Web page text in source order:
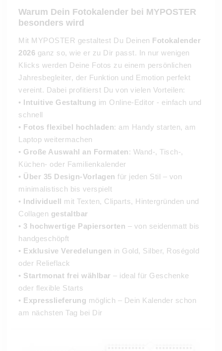
Warum Dein Fotokalender bei MYPOSTER
besonders wird
Mit MYPOSTER gestaltest Du Deinen Fotokalender
2026 ganz so, wie er zu Dir passt. In nur wenigen
Klicks werden Deine Fotos zu einem persönlichen
Jahresbegleiter, der Funktion und Emotion perfekt
vereint. Dabei profitierst Du von vielen Vorteilen:
• Intuitive Gestaltung im Online-Editor - einfach und
schnell
• Fotos flexibel hochladen: am Handy starten, am
Laptop weitermachen
• Große Auswahl an Formaten: Wand-, Tisch-,
Küchen- oder Familienkalender
• Über 35 Design-Vorlagen für jeden Stil – von
minimalistisch bis verspielt
• Individuell mit Texten, Cliparts, Hintergründen und
Collagen gestaltbar
• 3 hochwertige Papiersorten – von seidenmatt bis
handgeschöpft
• Exklusive Veredelungen in Gold, Silber, Roségold
oder Relieflack
• Startmonat frei wählbar – ideal für Geschenke
oder flexible Starts
• Expresslieferung möglich – Dein Kalender schon
am nächsten Tag bei Dir